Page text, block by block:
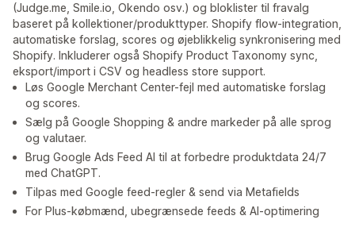
(Judge.me, Smile.io, Okendo osv.) og bloklister til fravalg
baseret på kollektioner/produkttyper. Shopify flow-integration,
automatiske forslag, scores og øjeblikkelig synkronisering med
Shopify. Inkluderer også Shopify Product Taxonomy sync,
eksport/import i CSV og headless store support.
Løs Google Merchant Center-fejl med automatiske forslag
og scores.
Sælg på Google Shopping & andre markeder på alle sprog
og valutaer.
Brug Google Ads Feed AI til at forbedre produktdata 24/7
med ChatGPT.
Tilpas med Google feed-regler & send via Metafields
For Plus-købmænd, ubegrænsede feeds & AI-optimering